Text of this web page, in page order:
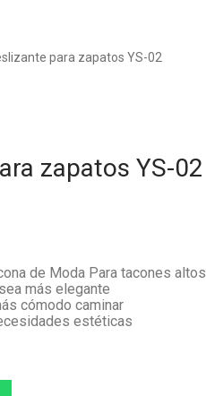
para zapatos YS-02
zapatos YS-02
de Moda Para tacones altos
más elegante
cómodo caminar
estéticas